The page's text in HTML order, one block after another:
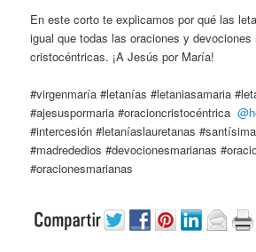
En este corto te explicamos por qué las
igual que todas las oraciones y devociones
cristocéntricas. ¡A Jesús por María!
#virgenmaría #letanías #letaniasamaria
#ajesuspormaria #oracioncristocéntrica
#intercesión #letaníaslauretanas
#madrededios #devocionesmarianas
#oracionesmarianas